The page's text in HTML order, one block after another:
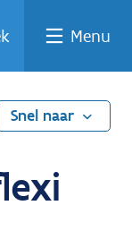
Menu
Snel naar